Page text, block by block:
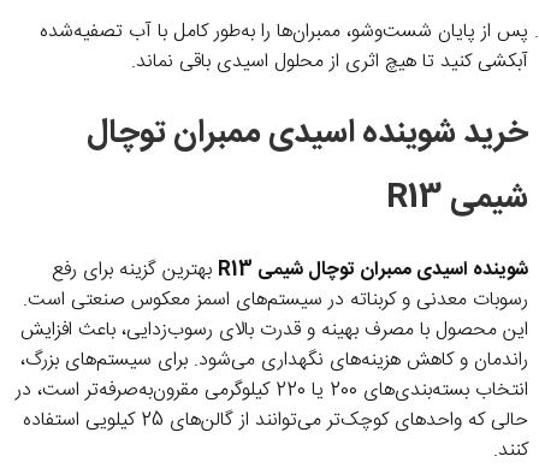
پس از پایان شست‌وشو، ممبران‌ها را به‌طور کامل با آب تصفیه‌شده
آبکشی کنید تا هیچ اثری از محلول اسیدی باقی نماند.
خرید شوینده اسیدی ممبران توچال
شیمی R13
شوینده اسیدی ممبران توچال شیمی R13
بهترین گزینه برای رفع
رسوبات معدنی و کربناته در سیستم‌های اسمز معکوس صنعتی است.
این محصول با مصرف بهینه و قدرت بالای رسوب‌زدایی، باعث افزایش
راندمان و کاهش هزینه‌های نگهداری می‌شود. برای سیستم‌های بزرگ،
انتخاب بسته‌بندی‌های 200 یا 220 کیلوگرمی مقرون‌به‌صرفه‌تر است، در
حالی که واحدهای کوچک‌تر می‌توانند از گالن‌های 25 کیلویی استفاده
کنند.